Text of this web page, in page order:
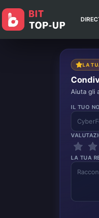
LA
Aiuta gli
IL TUO
LA TUA